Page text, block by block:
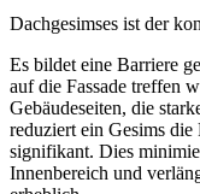
Dachgesimses ist der
Es bildet eine Barriere
auf die Fassade treffen
Gebäudeseiten, die
reduziert ein Gesims
signifikant. Dies
Innenbereich und